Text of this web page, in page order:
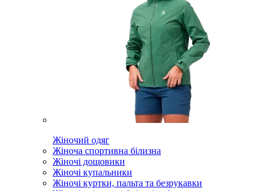
Жіночий одяг
Жіноча спортивна білизна
Жіночі дощовики
Жіночі купальники
Жіночі куртки, пальта та безрукавки